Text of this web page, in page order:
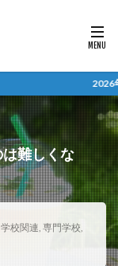
2026年度留学 無料相
難しくな
学校関連, 専門学校,